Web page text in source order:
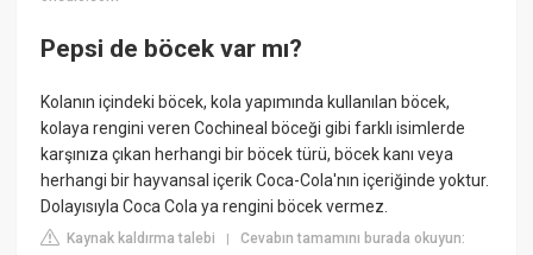
Pepsi de böcek var mı?
Kolanın içindeki böcek, kola yapımında kullanılan böcek,
kolaya rengini veren Cochineal böceği gibi farklı isimlerde
karşınıza çıkan herhangi bir böcek türü, böcek kanı veya
herhangi bir hayvansal içerik Coca-Cola'nın içeriğinde yoktur.
Dolayısıyla Coca Cola ya rengini böcek vermez.
Kaynak kaldırma talebi |Cevabın tamamını burada okuyun: